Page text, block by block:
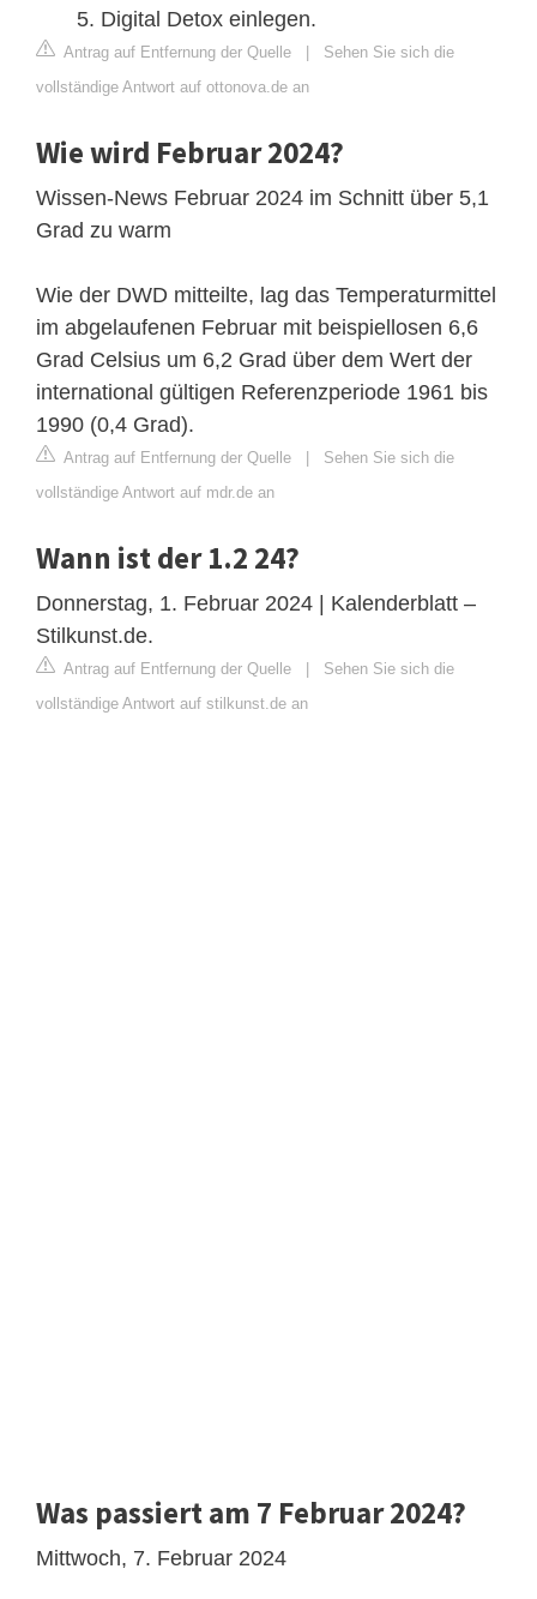
Digital Detox einlegen.
Antrag auf Entfernung der Quelle | Sehen Sie sich die
vollständige Antwort auf ottonova.de an
Wie wird Februar 2024?
Wissen-News Februar 2024 im Schnitt über 5,1
Grad zu warm
Wie der DWD mitteilte, lag das Temperaturmittel
im abgelaufenen Februar mit beispiellosen 6,6
Grad Celsius um 6,2 Grad über dem Wert der
international gültigen Referenzperiode 1961 bis
1990 (0,4 Grad).
Antrag auf Entfernung der Quelle | Sehen Sie sich die
vollständige Antwort auf mdr.de an
Wann ist der 1.2 24?
Donnerstag, 1. Februar 2024 | Kalenderblatt –
Stilkunst.de.
Antrag auf Entfernung der Quelle | Sehen Sie sich die
vollständige Antwort auf stilkunst.de an
Was passiert am 7 Februar 2024?
Mittwoch, 7. Februar 2024